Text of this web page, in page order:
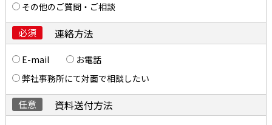
その他のご質問・ご相談
必須 連絡方法
E-mail
お電話
弊社事務所にて対面で相談したい
任意 資料送付方法